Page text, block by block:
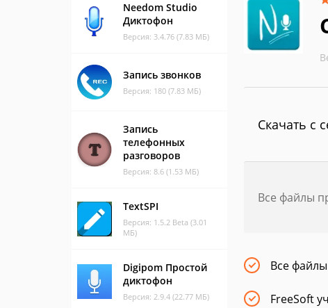
Needom Studio
Диктофон
Версия: 3.4.76 (7.83 МБ)
Запись звонков
Версия: 180 (7.83 МБ)
Запись
телефонных
разговоров
Версия: 8.6 (1.53 МБ)
TextSPI
Версия: 1.5.2 Beta (3.01
МБ)
Digipom Простой
диктофон
Версия: 2.9.4 (22.77 МБ)
Скачать с
Все файлы
Все
FreeSoft